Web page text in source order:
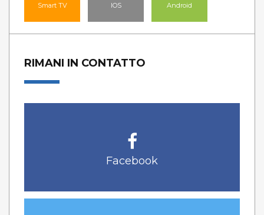
Smart TV IOS Android
RIMANI IN CONTATTO
Facebook